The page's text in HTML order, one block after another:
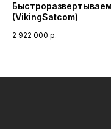
(VikingSatcom)
2 922 000 р.